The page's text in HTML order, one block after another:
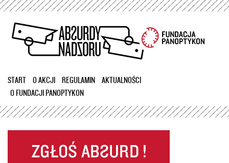
Przejdź
treści
START O AKCJI REGULAMIN
AKTUALNOŚCI
O FUNDACJI PANOPTYKON